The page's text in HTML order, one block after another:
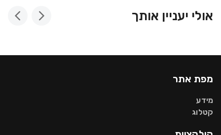
אולי יעניין אותך
מפת אתר
מידע
קטלוג